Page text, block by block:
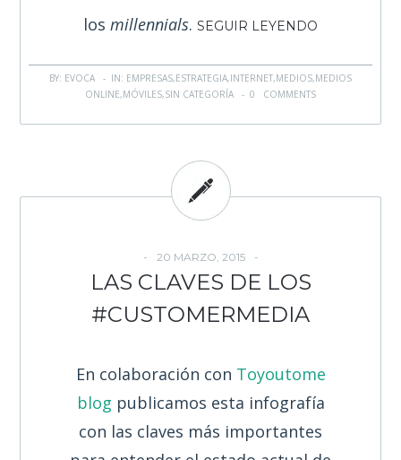
los millennials. SEGUIR LEYENDO
BY: EVOCA - IN: EMPRESAS,ESTRATEGIA,INTERNET,MEDIOS,MEDIOS
ONLINE,MÓVILES,SIN CATEGORÍA - 0 COMMENTS
20 MARZO, 2015
LAS CLAVES DE LOS
#CUSTOMERMEDIA
En colaboración con Toyoutome
blog publicamos esta infografía
con las claves más importantes